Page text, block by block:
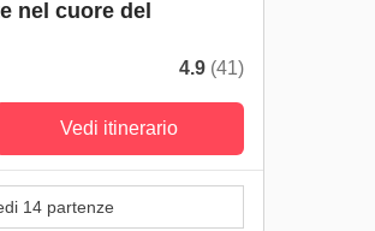
nel cuore del
4.9 (41)
Vedi itinerario
14 partenze